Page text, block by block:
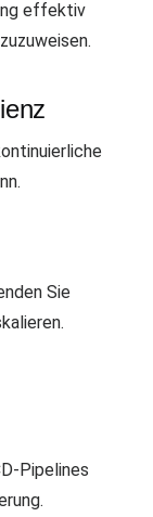
effektiv
Sie
Pipelines